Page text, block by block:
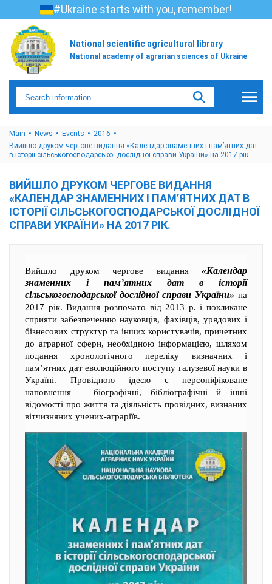
#Ukraine starts with you, remember!
National scientific agricultural library
National academy of agrarian sciences of Ukraine
Main News Events
2016
Вийшло друком чергове видання «Календар знаменних і пам’ятних дат
в історії сільськогосподарської дослідної справи України» на 2017 рік.
ВИЙШЛО ДРУКОМ ЧЕРГОВЕ ВИДАННЯ
«КАЛЕНДАР ЗНАМЕННИХ І ПАМ’ЯТНИХ ДАТ В
ІСТОРІЇ СІЛЬСЬКОГОСПОДАРСЬКОЇ ДОСЛІДНОЇ
СПРАВИ УКРАЇНИ» НА 2017 РІК.
Вийшло друком чергове видання «Календар
знаменних і пам’ятних дат в історії
сільськогосподарської дослідної справи України» на
2017 рік. Видання розпочато від 2013 р. і покликане
сприяти забезпеченню науковців, фахівців, урядових і
бізнесових структур та інших користувачів, причетних
до аграрної сфери, необхідною інформацією, шляхом
подання хронологічного переліку визначних і
пам’ятних дат еволюційного поступу галузевої науки в
Україні. Провідною ідеєю є персоніфіковане
наповнення – біографічні, бібліографічні й інші
відомості про життя та діяльність провідних, визнаних
вітчизняних учених-аграріїв.